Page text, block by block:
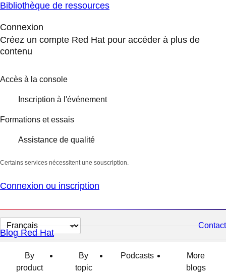
Bibliothèque de ressources
Connexion
Créez un compte Red Hat pour accéder à plus de
contenu
Accès à la console
Inscription à l'événement
Formations et essais
Assistance de qualité
Certains services nécessitent une souscription.
Connexion ou inscription
Changer
la
langue
Contact
Blog Red Hat
By
product
By
topic
Podcasts
More
blogs